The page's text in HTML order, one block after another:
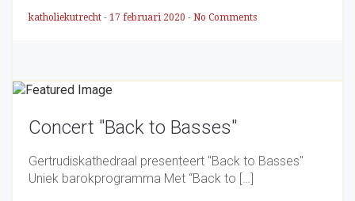
katholiekutrecht - 17 februari 2020 - No Comments
Concert "Back to Basses"
Gertrudiskathedraal presenteert "Back to Basses"
Uniek barokprogramma Met “Back to […]